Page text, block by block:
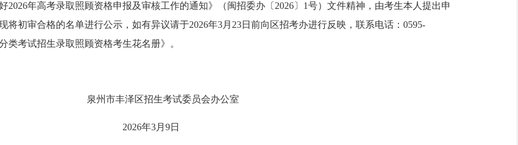
年高考录取照顾资格申报及审核工作的通知》（闽招委办〔2026〕1号）文件精神，由考生本人提出申
初审合格的名单进行公示，如有异议请于2026年3月23日前向区招考办进行反映，联系电话：0595-
类考试招生录取照顾资格考生花名册》。
考试委员会办公室
月9日